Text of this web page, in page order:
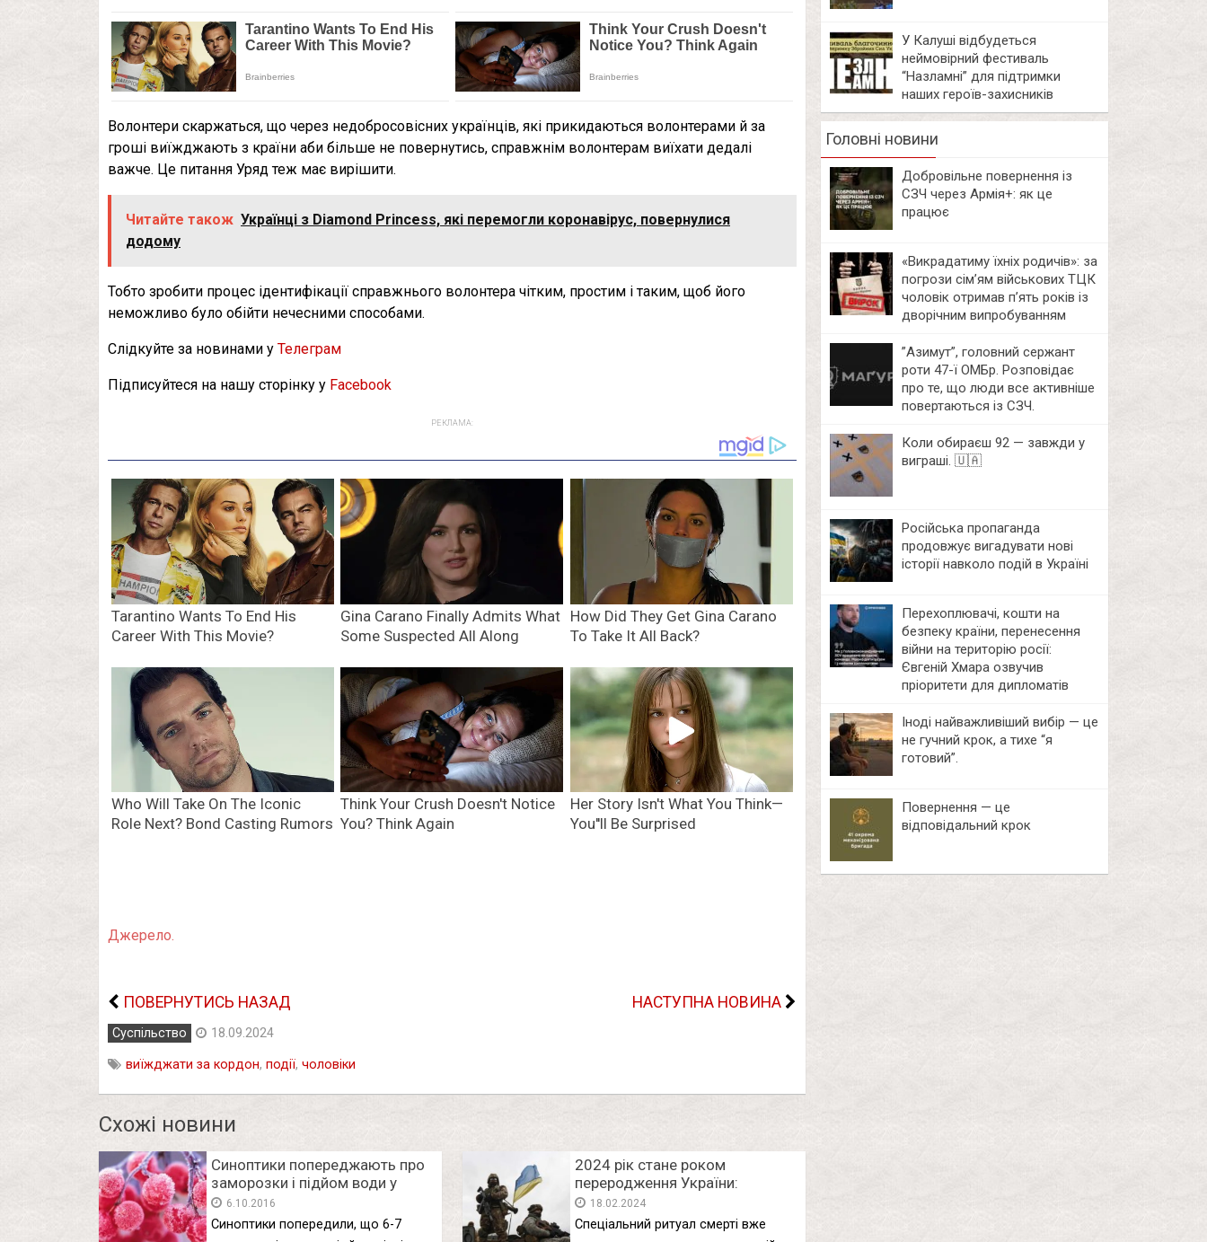
Волонтери скаржаться, що через недобросовісних українців, які прикидаються волонтерами й за
гроші виїжджають з країни аби більше не повернутись, справжнім волонтерам виїхати дедалі
важче. Це питання Уряд теж має вирішити.
Читайте також Українці з Diamond Princess, які перемогли коронавірус, повернулися
додому
Тобто зробити процес ідентифікації справжнього волонтера чітким, простим і таким, щоб його
неможливо було обійти нечесними способами.
Слідкуйте за новинами у Телеграм
Підписуйтеся на нашу сторінку у Facebook
РЕКЛАМА:
Джерело.
ПОВЕРНУТИСЬ НАЗАД НАСТУПНА НОВИНА
Суспільство 18.09.2024
виїжджати за коpдон, події, чоловіки
Схожі новини
Синоптики попереджають про
заморозки і підйом води у
річках на Прикарпатті
6.10.2016
Синоптики попередили, що 6-7
2024 рік стане роком
переродження України:
провидиця розповіла, коли
закінчиться війна
18.02.2024
Спеціальний ритуал смерті вже
У Калуші відбудеться
неймовірний фестиваль
“Назламні” для підтримки
наших героїв-захисників
Головні новини
Добровільне повернення із
СЗЧ через Армія+: як це
працює
«Викрадатиму їхніх родичів»: за
погрози сім’ям військових ТЦК
чоловік отримав п’ять років із
дворічним випробуванням
⁨”Азимут”, головний сержант
роти 47-ї ОМБр. Розповідає
про те, що люди все активніше
повертаються із СЗЧ.
Коли обираєш 92 — завжди у
виграші. 🇺🇦
Російська пропаганда
продовжує вигадувати нові
історії навколо подій в Україні
Перехоплювачі, кошти на
безпеку країни, перенесення
війни на територію росії:
Євгеній Хмара озвучив
пріоритети для дипломатів
Іноді найважливіший вибір — це
не гучний крок, а тихе “я
готовий”.
Повернення — це
відповідальний крок